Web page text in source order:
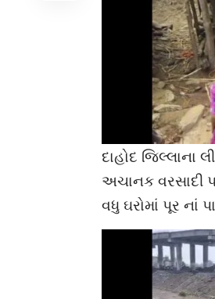
દાહોદ જિલ્લાના
અચાનક વરસાદી
વધુ ઘરોમાં પૂર નાં